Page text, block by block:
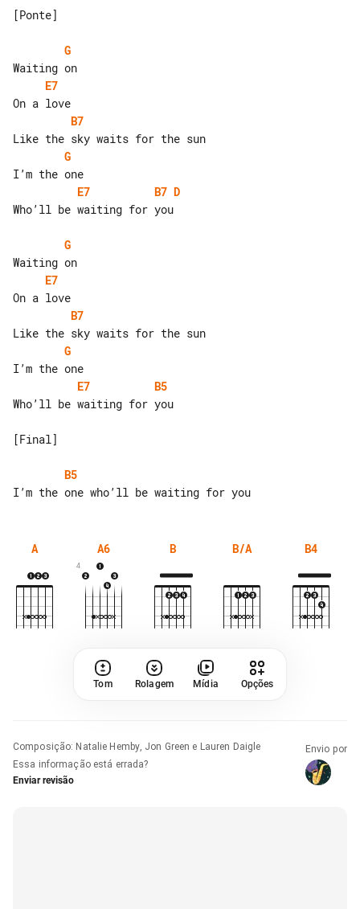
[Ponte]
G
E7
B7
G
E7
B7 D
Who’ll be waiting for you
G
E7
B7
G
E7
B5
Who’ll be waiting for you
[Final]
B5
A A6
4
B B/A B4
Tom Rolagem Mídia Opções
Composição: Natalie Hemby, Jon Green e Lauren Daigle
Essa informação está errada?
Enviar revisão
Envio por